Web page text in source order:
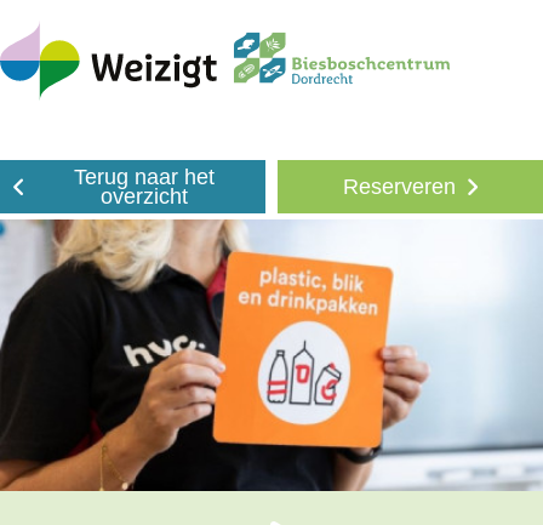
Terug naar het
overzicht
Reserveren